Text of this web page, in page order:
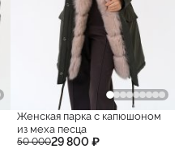
Женская парка с капюшоном
из меха песца
50 00029 800 ₽